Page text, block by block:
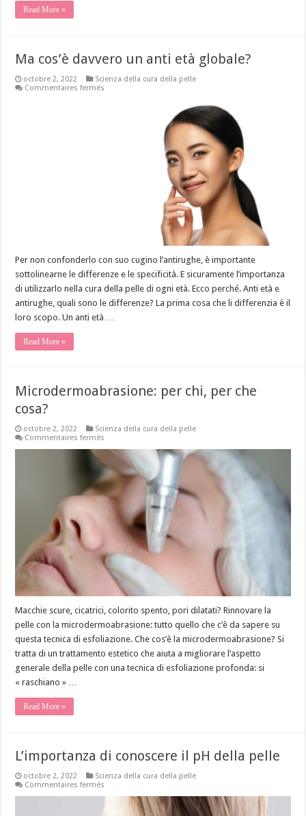
Read More »
Ma cos’è davvero un anti età globale?
octobre 2, 2022
Scienza della cura della pelle
Commentaires fermés
Per non confonderlo con suo cugino l’antirughe, è importante
sottolinearne le differenze e le specificità. E sicuramente l’importanza
di utilizzarlo nella cura della pelle di ogni età. Ecco perché. Anti età e
antirughe, quali sono le differenze? La prima cosa che li differenzia è il
loro scopo. Un anti età …
Read More »
Microdermoabrasione: per chi, per che
cosa?
octobre 2, 2022
Scienza della cura della pelle
Commentaires fermés
chi,
per
che
cosa?
Macchie scure, cicatrici, colorito spento, pori dilatati? Rinnovare la
pelle con la microdermoabrasione: tutto quello che c’è da sapere su
questa tecnica di esfoliazione. Che cos’è la microdermoabrasione? Si
tratta di un trattamento estetico che aiuta a migliorare l’aspetto
generale della pelle con una tecnica di esfoliazione profonda: si
« raschiano » …
Read More »
L’importanza di conoscere il pH della pelle
octobre 2, 2022
Scienza della cura della pelle
Commentaires fermés
conoscere